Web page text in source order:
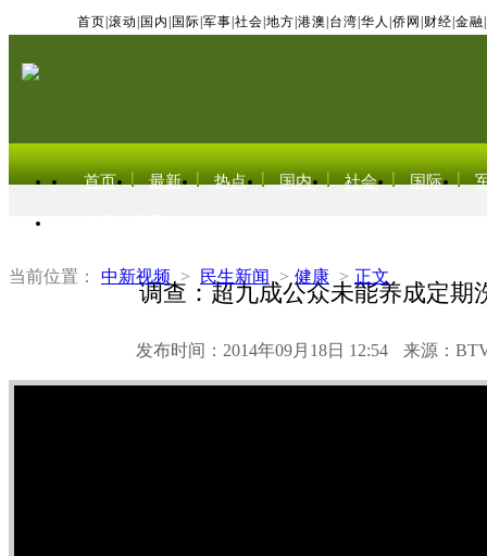
首页 滚动 国内 国际 军事 社会 地方 港澳 台湾 华人 侨网 财经 金融
首页 最新 热点 国内 社会 国际
当前位置： 中新视频 > 民生新闻 > 健康 > 正文
调查：超九成公众未能养成定期
发布时间：2014年09月18日 12:54 来源：